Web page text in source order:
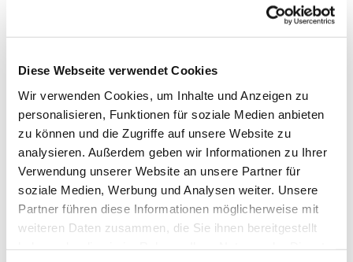
Diese Webseite verwendet Cookies
Wir verwenden Cookies, um Inhalte und Anzeigen zu
personalisieren, Funktionen für soziale Medien anbieten
zu können und die Zugriffe auf unsere Website zu
analysieren. Außerdem geben wir Informationen zu Ihrer
Verwendung unserer Website an unsere Partner für
soziale Medien, Werbung und Analysen weiter. Unsere
Partner führen diese Informationen möglicherweise mit
weiteren Daten zusammen, die Sie ihnen bereitgestellt
Das Flexibilitätskonzept des Osteopathie Instituts
hat mir sehr gefallen. Ich konnte den Kurs in
meinem eigenen Tempo machen und die Inhalte
direkt in die Praxis umsetzen.
– Andreas B.